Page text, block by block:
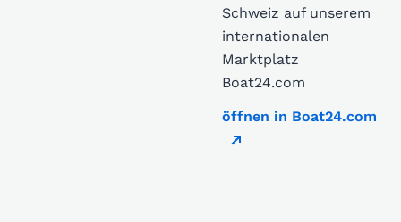
Schweiz auf unserem
internationalen
Marktplatz
Boat24.com
öffnen in Boat24.com